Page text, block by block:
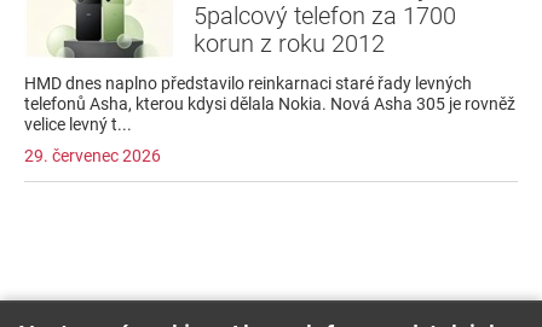
5palcový telefon za 1700
korun z roku 2012
HMD dnes naplno představilo reinkarnaci staré řady levných
telefonů Asha, kterou kdysi dělala Nokia. Nová Asha 305 je rovněž
velice levný t...
29. červenec 2026